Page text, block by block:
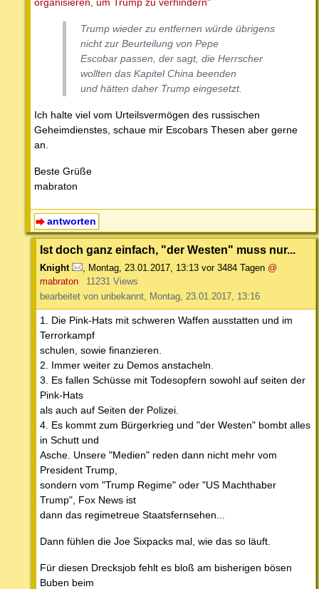
Trump wieder zu entfernen würde übrigens
nicht zur Beurteilung von Pepe
Escobar passen, der sagt, die Herrscher
wollten das Kapitel China beenden
und hätten daher Trump eingesetzt.
Ich halte viel vom Urteilsvermögen des russischen
Geheimdienstes, schaue mir Escobars Thesen aber gerne
an.
Beste Grüße
mabraton
antworten
Ist doch ganz einfach, "der Westen" muss nur...
Knight Montag, 23.01.2017, 13:13 vor 3484 Tagen @
mabraton
11231 Views
bearbeitet von unbekannt, Montag, 23.01.2017, 13:16
1. Die Pink-Hats mit schweren Waffen ausstatten und im
Terrorkampf
schulen, sowie finanzieren.
2. Immer weiter zu Demos anstacheln.
3. Es fallen Schüsse mit Todesopfern sowohl auf seiten der
Pink-Hats
als auch auf Seiten der Polizei.
4. Es kommt zum Bürgerkrieg und "der Westen" bombt alles
in Schutt und
Asche. Unsere "Medien" reden dann nicht mehr vom
President Trump,
sondern vom "Trump Regime" oder "US Machthaber
Trump", Fox News ist
dann das regimetreue Staatsfernsehen...
Dann fühlen die Joe Sixpacks mal, wie das so läuft.
Für diesen Drecksjob fehlt es bloß am bisherigen bösen
Buben beim